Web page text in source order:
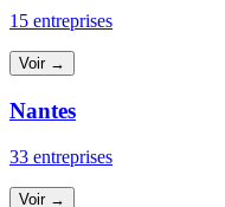
15 entreprises
Voir →
Nantes
33 entreprises
Voir →